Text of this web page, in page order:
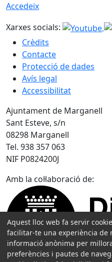
Accedeix
Xarxes socials:
Crèdits
Contacte
Protecció de dades
Avís legal
Accessibilitat
Ajuntament de Marganell
Sant Esteve, s/n
08298 Marganell
Tel. 938 357 063
NIF P0824200J
Amb la col·laboració de:
Aquest lloc web fa servir
facilitar-te una experiència de
informació anònima per
preferències i pautes de